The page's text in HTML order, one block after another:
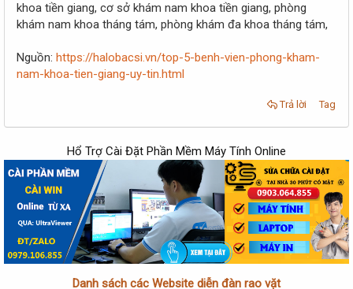
khoa tiền giang, cơ sở khám nam khoa tiền giang, phòng
khám nam khoa tháng tám, phòng khám đa khoa tháng tám,
Nguồn: https://halobacsi.vn/top-5-benh-vien-phong-kham-
nam-khoa-tien-giang-uy-tin.html
Trả lời Tag
Hổ Trợ Cài Đặt Phần Mềm Máy Tính Online
Danh sách các Website diễn đàn rao vặt